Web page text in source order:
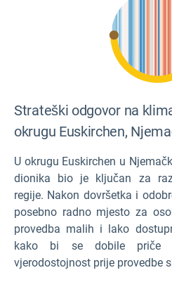
Strateški odgovor na
okrugu Euskirchen,
U okrugu Euskirchen u
dionika bio je ključan za
regije. Nakon dovršetka i
posebno radno mjesto za
provedba malih i lako
kako bi se dobile priče
vjerodostojnost prije provedbe